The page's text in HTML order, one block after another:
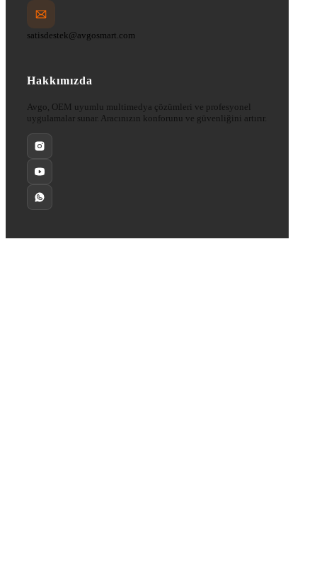
satisdestek@avgosmart.com
Hakkımızda
Avgo, OEM uyumlu multimedya çözümleri ve profesyonel
uygulamalar sunar. Aracınızın konforunu ve güvenliğini artırır.